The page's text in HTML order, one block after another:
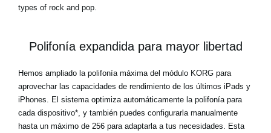
types of rock and pop.
Polifonía expandida para mayor libertad
Hemos ampliado la polifonía máxima del módulo KORG para
aprovechar las capacidades de rendimiento de los últimos iPads y
iPhones. El sistema optimiza automáticamente la polifonía para
cada dispositivo*, y también puedes configurarla manualmente
hasta un máximo de 256 para adaptarla a tus necesidades. Esta